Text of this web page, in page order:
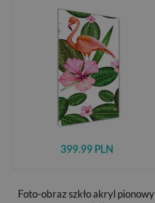
399.99 PLN
Foto-obraz szkło akryl pionowy